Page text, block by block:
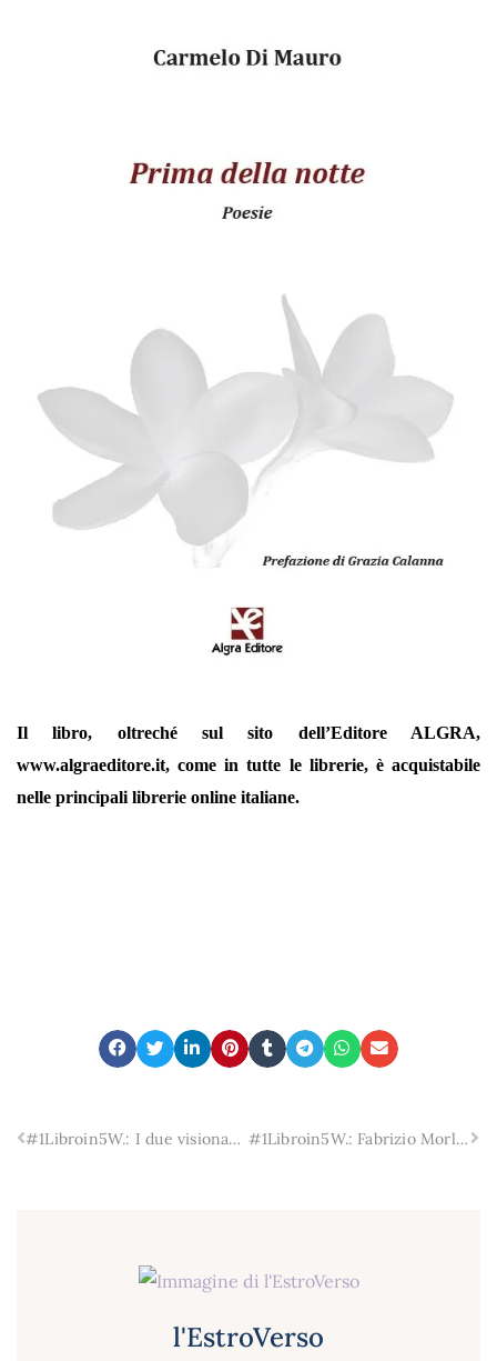
Il libro, oltreché sul sito dell’Editore ALGRA,
www.algraeditore.it, come in tutte le librerie, è acquistabile
nelle principali librerie online italiane.
#1Libroin5W.: I due visionari: Dürrenmatt e Sciascia. “Fritz & Nanà” di Carthusia Edizioni. La “voce” dell’editrice, di autori e illustratori. #1Libroin5W.: Fabrizio Morlando, “I passi base”, Fallone Editore
l'EstroVerso